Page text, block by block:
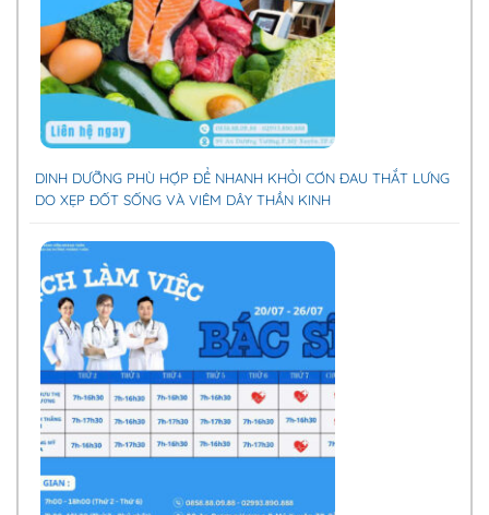
DINH DƯỠNG PHÙ HỢP ĐỂ NHANH KHỎI CƠN ĐAU THẮT LƯNG
DO XẸP ĐỐT SỐNG VÀ VIÊM DÂY THẦN KINH